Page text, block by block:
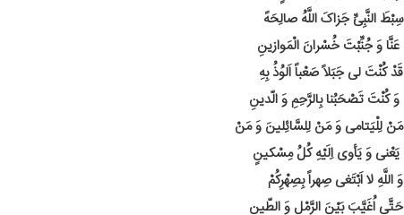
سِبْطَ النَّبِیِّ جَزاکَ اللَّهُ صالِحَهً
عَنَّا وَ جُنِّبْتَ خُسْرانَ الْمَوازینِ
قَدْ کُنْتَ لی جَبَلاً صَعْباً اَلوُذُ بِهِ
وَ کُنْتَ تَصْحَبُنا بِالرَّحِمِ وَ الّدینِ
مَنْ لِلْیَتامی وَ مَنْ لِلسَّائِلینَ وَ مَنْ
یَعْنی وَ یَأوی اِلَیْهِ کُلُ مِسْکینٍ
وَ اللَّهِ لا اَبْتَغی صِهراً بِصِهْرِکُمْ
حَتَّی اُغَیَّبَ بَیْنَ الرَّمْلِ وَ الطّینِ